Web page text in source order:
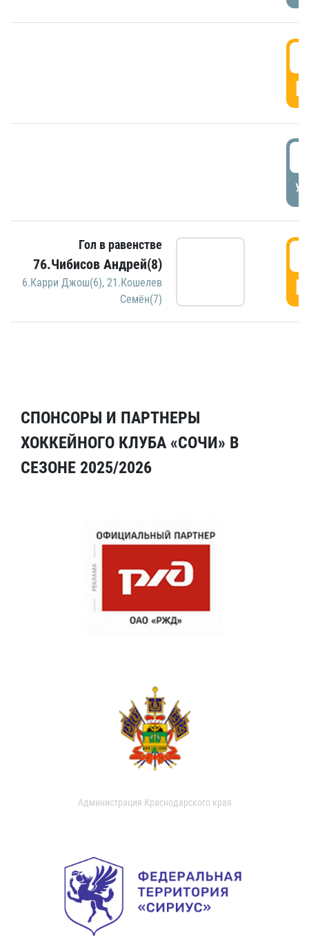
Гол в равенстве
76.Чибисов Андрей(8)
6.Карри Джош(6), 21.Кошелев
Семён(7)
СПОНСОРЫ И ПАРТНЕРЫ
ХОККЕЙНОГО КЛУБА «СОЧИ» В
СЕЗОНЕ 2025/2026
Администрация Краснодарского края